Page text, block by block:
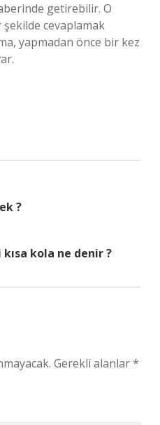
getirebilir. O
cevaplamak
yapmadan önce bir kez
?
kola ne denir ?
Gerekli alanlar*